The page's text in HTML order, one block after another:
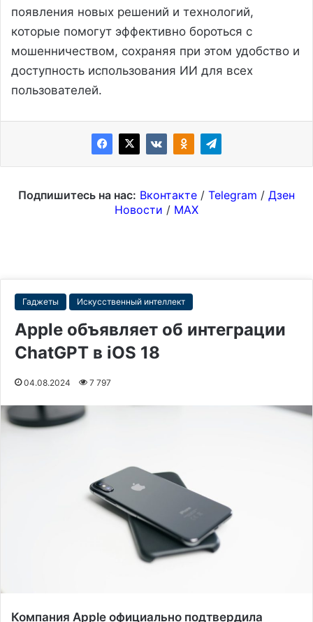
появления новых решений и технологий,
которые помогут эффективно бороться с
мошенничеством, сохраняя при этом удобство и
доступность использования ИИ для всех
пользователей.
Подпишитесь на нас: Вконтакте / Telegram / Дзен
Новости / MAX